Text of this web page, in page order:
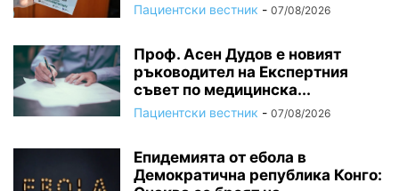
Пациентски вестник - 07/08/2026
Проф. Асен Дудов е новият
ръководител на Експертния
съвет по медицинска...
Пациентски вестник - 07/08/2026
Епидемията от ебола в
Демократична република Конго: